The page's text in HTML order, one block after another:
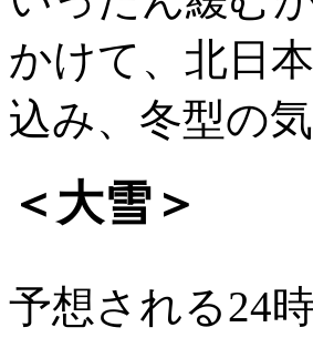
かけて、北日
込み、冬型の
＜大雪＞
予想される24